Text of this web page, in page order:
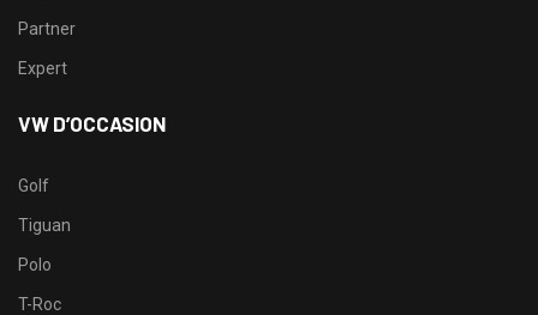
Partner
Expert
VW D’OCCASION
Golf
Tiguan
Polo
T-Roc